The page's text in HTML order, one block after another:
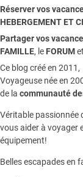
Réserver vos
HEBERGEMENT ET
Partager vos
FAMILLE, le FORUM
Ce blog créé en
Voyageuse née en
de la communauté
Véritable passionnée
vous aider à voyager
équipement!
Belles escapades en